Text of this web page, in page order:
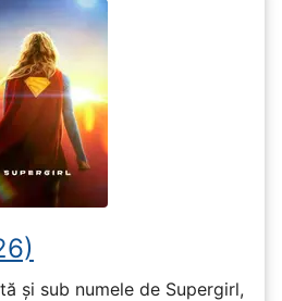
și sub numele de Supergirl,